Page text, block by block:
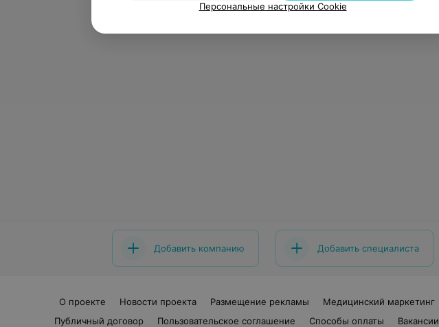
Добавить компанию Добавить специалиста
О проекте Новости проекта Размещение рекламы
Медицинский маркетинг
Публичный договор
Пользовательское соглашение Способы оплаты Вакансии
Персональные настройки Cookie